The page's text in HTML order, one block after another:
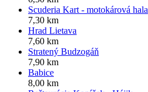
Scuderia Kart - motokárová hala
7,30 km
Hrad Lietava
7,60 km
Stratený Budzogáň
7,90 km
Babice
8,00 km